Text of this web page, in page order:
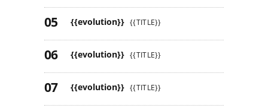
{{evolution}} {{TITLE}}
{{evolution}} {{TITLE}}
{{evolution}} {{TITLE}}